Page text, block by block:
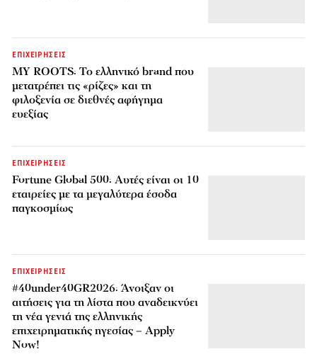
ΕΠΙΧΕΙΡΗΣΕΙΣ
MY ROOTS: Το ελληνικό brand που
μετατρέπει τις «ρίζες» και τη
φιλοξενία σε διεθνές αφήγημα
ευεξίας
ΕΠΙΧΕΙΡΗΣΕΙΣ
Fortune Global 500: Αυτές είναι οι 10
εταιρείες με τα μεγαλύτερα έσοδα
παγκοσμίως
ΕΠΙΧΕΙΡΗΣΕΙΣ
#40under40GR2026: Άνοιξαν οι
αιτήσεις για τη λίστα που αναδεικνύει
τη νέα γενιά της ελληνικής
επιχειρηματικής ηγεσίας – Apply
Now!